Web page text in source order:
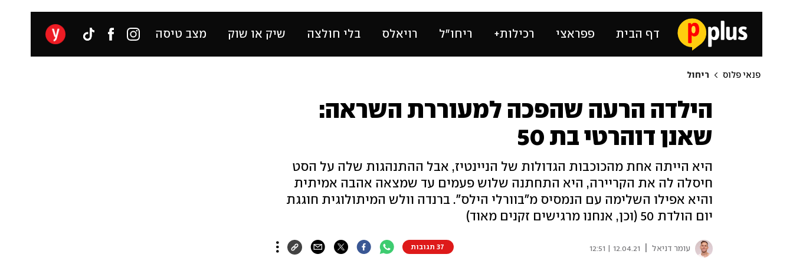
דף הבית פפראצי רכילות+ ריחו״ל רויאלס בלי חולצה שיק או שוק מצב טיסה
פנאי פלוס ריחול
הילדה הרעה שהפכה למעוררת השראה:
שאנן דוהרטי בת 50
היא הייתה אחת מהכוכבות הגדולות של הניינטיז, אבל ההתנהגות שלה על הסט
חיסלה לה את הקריירה, היא התחתנה שלוש פעמים עד שמצאה אהבה אמיתית
והיא אפילו השלימה עם הנמסיס מ"בוורלי הילס". ברנדה וולש המיתולוגית חוגגת
יום הולדת 50 (וכן, אנחנו מרגישים זקנים מאוד)
עומר דניאל 12.04.21 | 12:51 37 תגובות